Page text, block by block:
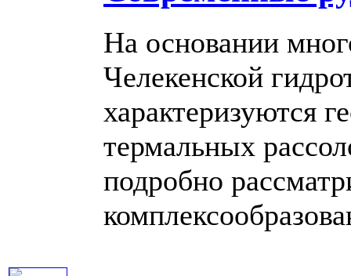
На основании
Челекенской
характеризуются
термальных
подробно